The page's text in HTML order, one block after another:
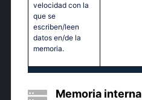
velocidad con la
que se
escriben/leen
datos en/de la
memoria.
Memoria interna